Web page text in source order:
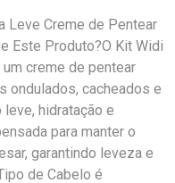
Leve Creme de Pentear
Este Produto?O Kit Widi
creme de pentear
ondulados, cacheados e
hidratação e
para manter o
garantindo leveza e
de Cabelo é